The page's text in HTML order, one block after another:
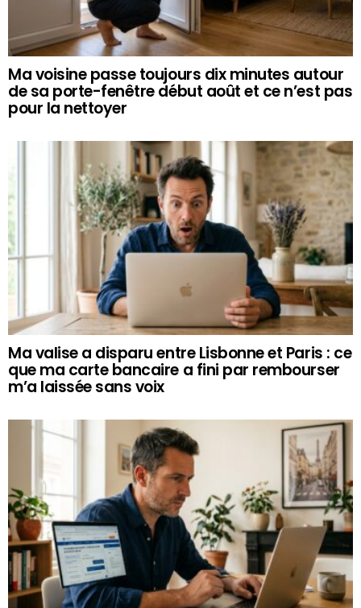
Ma voisine passe toujours dix minutes autour
de sa porte-fenêtre début août et ce n’est pas
pour la nettoyer
Ma valise a disparu entre Lisbonne et Paris : ce
que ma carte bancaire a fini par rembourser
m’a laissée sans voix